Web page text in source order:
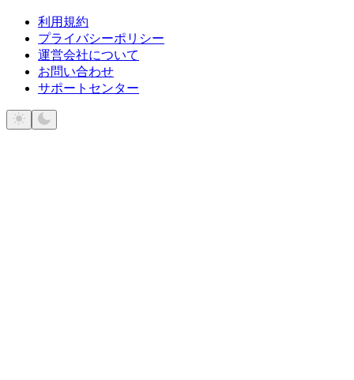
利用規約
プライバシーポリシー
運営会社について
お問い合わせ
サポートセンター